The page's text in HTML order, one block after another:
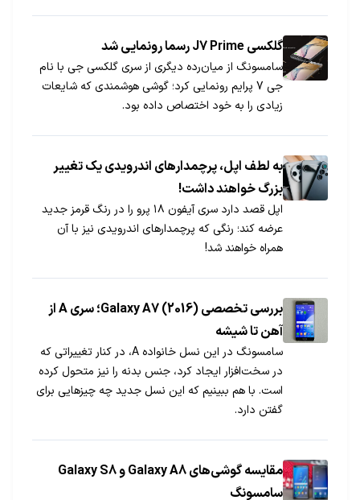
گلکسی J7 Prime رسما رونمایی شد
سامسونگ از میان‌رده دیگری از سری گلکسی جی با نام
جی 7 پرایم رونمایی کرد؛ گوشی هوشمندی که شایعات
زیادی را به خود اختصاص داده بود.
به لطف اپل، پرچمدارهای اندرویدی یک تغییر
بزرگ خواهند داشت!
اپل قصد دارد سری آیفون ۱۸ پرو را در رنگ قرمز جدید
عرضه کند؛ رنگی که پرچمدارهای اندرویدی نیز با آن
همراه خواهند شد!
بررسی تخصصی (Galaxy A7 (2016؛ سری A از
آهن تا شیشه
سامسونگ در این نسل خانواده A، در کنار تغییراتی که
در سخت‌افزار ایجاد کرد، جنس بدنه را نیز متحول کرده
است. با هم ببینیم که این نسل جدید چه چیزهایی برای
گفتن دارد.
مقایسه گوشی‎های Galaxy A8 و Galaxy S8
سامسونگ